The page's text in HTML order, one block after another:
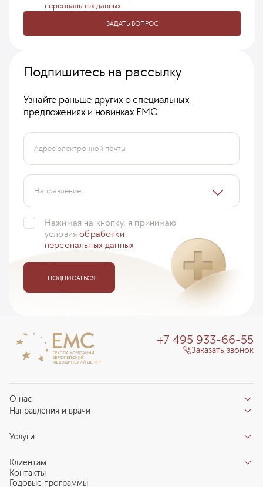
персональных данных
ЗАДАТЬ ВОПРОС
Подпишитесь на рассылку
Узнайте раньше других о специальных
предложениях и новинках ЕМС
Адрес электронной почты
Направление
Нажимая на кнопку, я принимаю
условияобработки
персональных данных
ПОДПИСАТЬСЯ
О нас
Отзывы пациентов
О клинике
Новости
Специалистам
Направления и врачи
Направления
Центры компетенций
Услуги
Индивидуальный план здоровья
Комплексные программы
Клиентам
Запись на прием
Контакты
Годовые программы
+7 495 933-66-55
Заказать звонок